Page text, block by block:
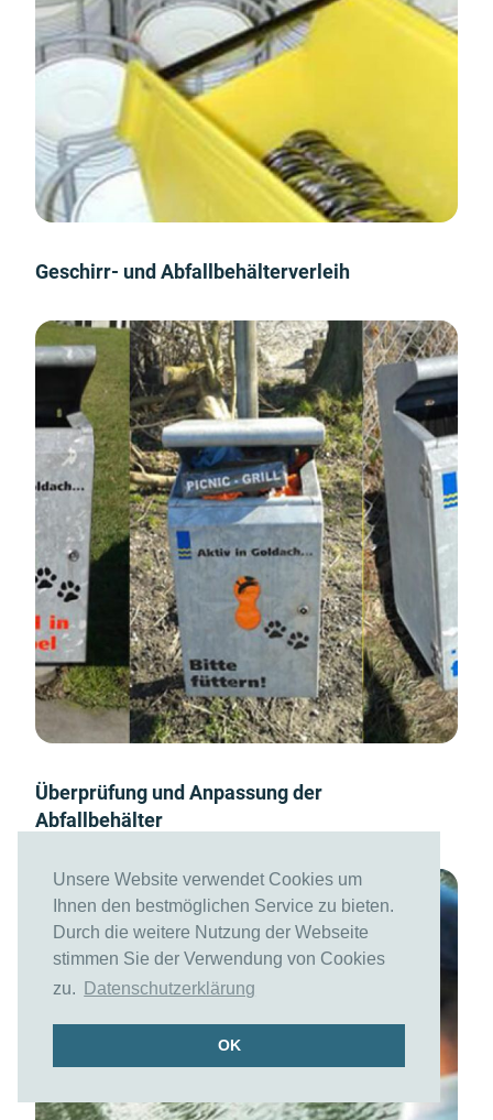
Unsere Website verwendet Cookies um
Ihnen den bestmöglichen Service zu bieten.
Durch die weitere Nutzung der Webseite
stimmen Sie der Verwendung von Cookies
zu.
Datenschutzerklärung
OK
Geschirr- und Abfallbehälterverleih
Überprüfung und Anpassung der
Abfallbehälter